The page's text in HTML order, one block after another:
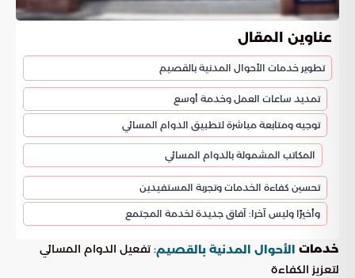
عناوين المقال
تطوير خدمات الأحوال المدنية بالقصيم
تمديد ساعات العمل وخدمة أوسع
توجيه ومتابعة مباشرة لتطبيق الدوام المسائي
المكاتب المشمولة بالدوام المسائي
تحسين كفاءة الخدمات وتجربة المستفيدين
وأخيرًا وليس آخرا: آفاق جديدة لخدمة المجتمع
خدمات الأحوال المدنية بالقصيم: تفعيل الدوام المسائي
لتعزيز الكفاءة